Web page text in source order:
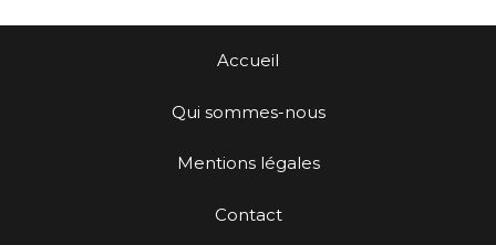
Accueil
Qui sommes-nous
Mentions légales
Contact